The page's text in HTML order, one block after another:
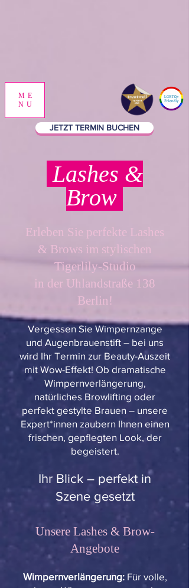
JETZT TERMIN BUCHEN
ME
NU
Lashes &
Brow
Erleben Sie perfekte Lashes
& Brows im stylischen
Tigerlily-Studio
in der Uhlandstraße 138
Berlin!
Vergessen Sie Wimpernzange
und Augenbrauenstift – bei uns
wird Ihr Termin zur Beauty-Auszeit
mit Wow-Effekt! Ob dramatische
Wimpernverlängerung,
natürliches Browlifting oder
perfekt gestylte Brauen – unsere
Expert*innen zaubern Ihnen einen
frischen, gepflegten Look, der
begeistert.
Ihr Blick – perfekt in
Szene gesetzt
Unsere Lashes & Brow-
Angebote
Wimpernverlängerung:Für volle,